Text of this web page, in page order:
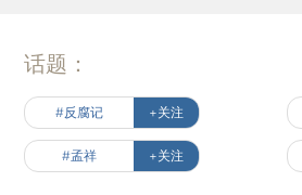
话题：
#反腐记 +关注
#孟祥 +关注